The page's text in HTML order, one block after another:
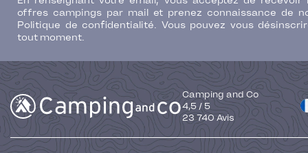
offres campings par mail et prenez connaissance de
Politique de confidentialité. Vous pouvez vous
tout moment.
Camping and Co
4,5 / 5
23 740 Avis